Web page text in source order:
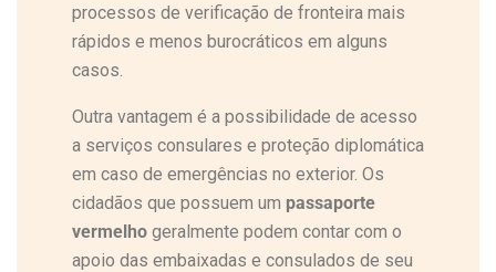
processos de verificação de fronteira mais
rápidos e menos burocráticos em alguns
casos.
Outra vantagem é a possibilidade de acesso
a serviços consulares e proteção diplomática
em caso de emergências no exterior. Os
cidadãos que possuem um passaporte
vermelho geralmente podem contar com o
apoio das embaixadas e consulados de seu